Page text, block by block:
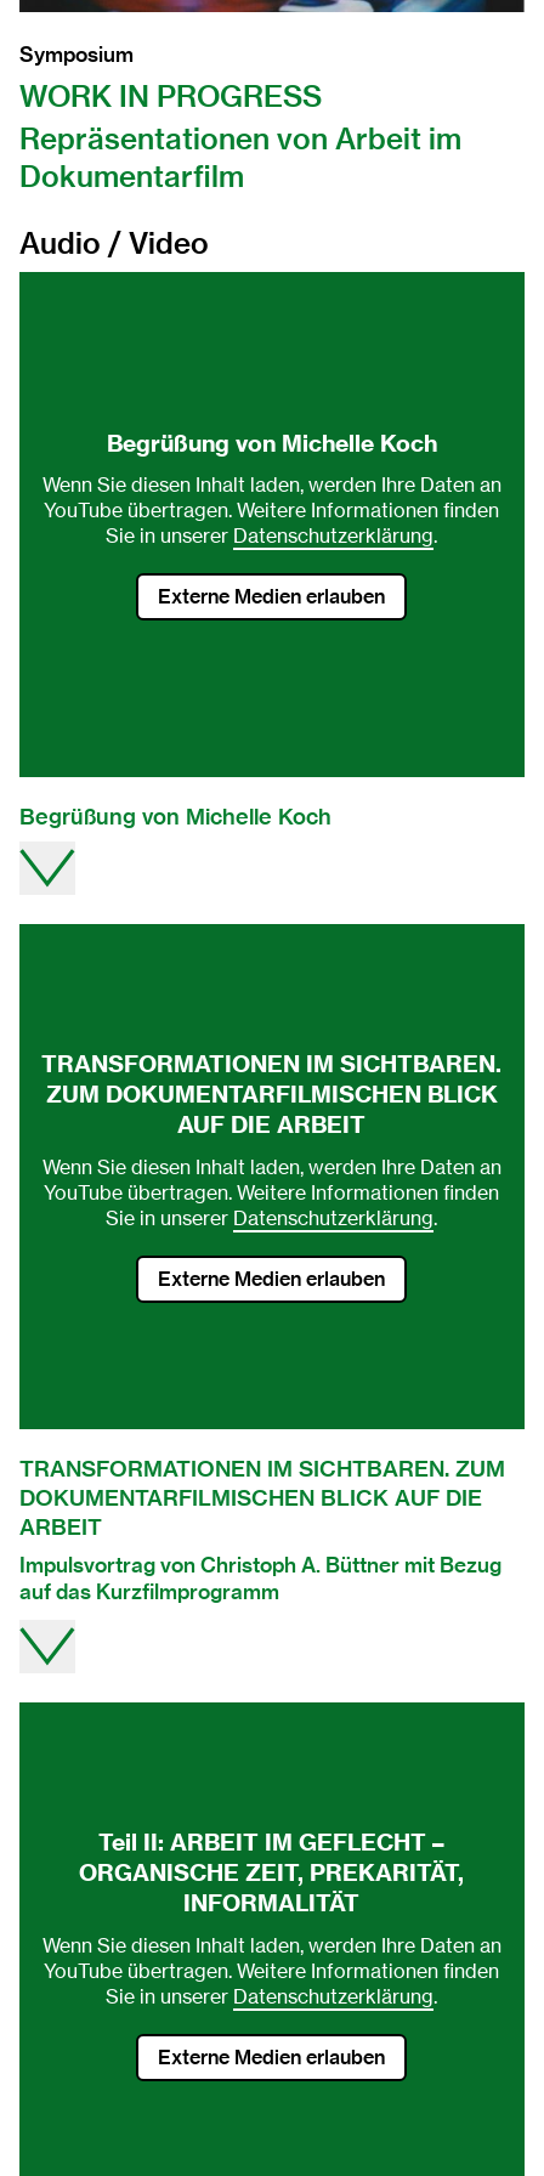
2014
2013
2012
2008
2007
2003
2002
2001
1999
Symposium
WORK IN PROGRESS
Repräsentationen von Arbeit im
Dokumentarfilm
Audio / Video
Begrüßung von Michelle Koch
Wenn Sie diesen Inhalt laden, werden Ihre Daten an
YouTube übertragen. Weitere Informationen finden
Sie in unserer Datenschutzerklärung.
Externe Medien erlauben
Begrüßung von Michelle Koch
TRANSFORMATIONEN IM SICHTBAREN.
ZUM DOKUMENTARFILMISCHEN BLICK
AUF DIE ARBEIT
Wenn Sie diesen Inhalt laden, werden Ihre Daten an
YouTube übertragen. Weitere Informationen finden
Sie in unserer Datenschutzerklärung.
Externe Medien erlauben
TRANSFORMATIONEN IM SICHTBAREN. ZUM
DOKUMENTARFILMISCHEN BLICK AUF DIE
ARBEIT
Impulsvortrag von Christoph A. Büttner mit Bezug
auf das Kurzfilmprogramm
Teil II: ARBEIT IM GEFLECHT –
ORGANISCHE ZEIT, PREKARITÄT,
INFORMALITÄT
Wenn Sie diesen Inhalt laden, werden Ihre Daten an
YouTube übertragen. Weitere Informationen finden
Sie in unserer Datenschutzerklärung.
Externe Medien erlauben